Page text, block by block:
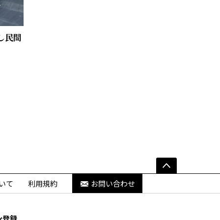
民間
て 利用規約 お問い合わせ